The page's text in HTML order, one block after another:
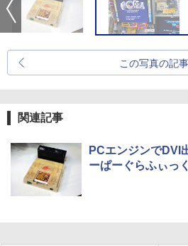
この写真の記
関連記事
PCエンジンでDVI
ーぱーぐらふぃっ